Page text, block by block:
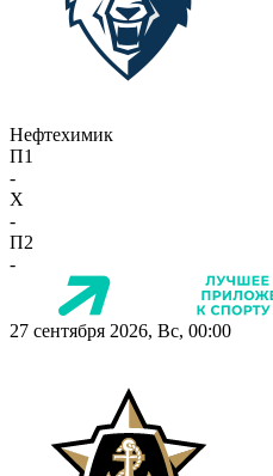
Нефтехимик
П1
-
X
-
П2
-
27 сентября 2026, Вс, 00:00